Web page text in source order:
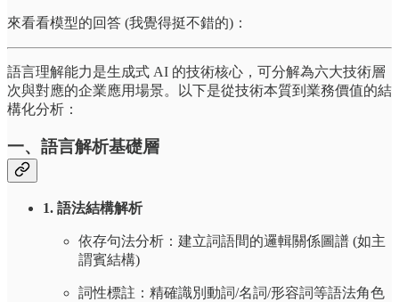
來看看模型的回答 (我覺得挺不錯的)：
語言理解能力是生成式 AI 的技術核心，可分解為六大技術層
次與對應的企業應用場景。以下是從技術本質到業務價值的結
構化分析：
一、語言解析基礎層
1. 語法結構解析
依存句法分析：建立詞語間的邏輯關係圖譜 (如主
謂賓結構)
詞性標註：精確識別動詞/名詞/形容詞等語法角色